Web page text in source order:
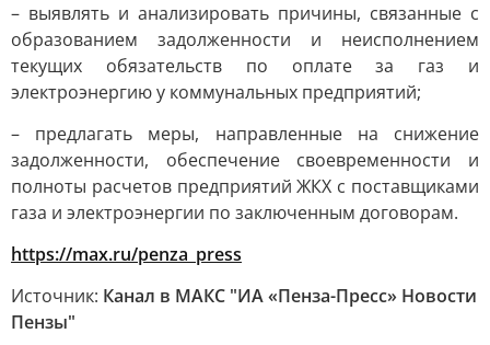
– выявлять и анализировать причины, связанные с
образованием задолженности и неисполнением
текущих обязательств по оплате за газ и
электроэнергию у коммунальных предприятий;
– предлагать меры, направленные на снижение
задолженности, обеспечение своевременности и
полноты расчетов предприятий ЖКХ с поставщиками
газа и электроэнергии по заключенным договорам.
https://max.ru/penza_press
Источник: Канал в МАКС "ИА «Пенза-Пресс» Новости
Пензы"